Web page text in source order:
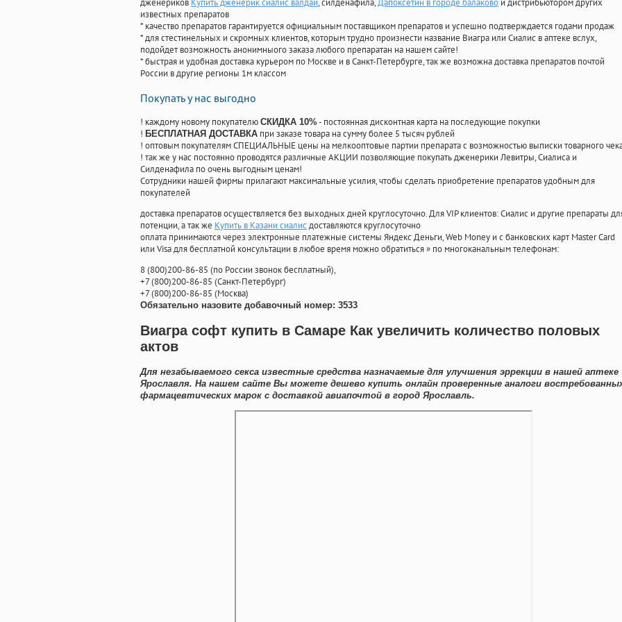
дженериков Купить дженерик сиалис валдай, силденафила,Дапоксетин в городе балаково и дистрибьютором других
известных препаратов
* качество препаратов гарантируется официальным поставщиком препаратов и успешно подтверждается годами продаж
* для стестинельных и скромных клиентов, которым трудно произнести название Виагра или Сиалис в аптеке вслух,
подойдет возможность анонимныого заказа любого препаратан на нашем сайте!
* быстрая и удобная доставка курьером по Москве и в Санкт-Петербурге, так же возможна доставка препаратов почтой
России в другие регионы 1м классом
Покупать у нас выгодно
! каждому новому покупателю СКИДКА 10%- постоянная дисконтная карта на последующие покупки
! БЕСПЛАТНАЯ ДОСТАВКА при заказе товара на сумму более 5 тысяч рублей
! оптовым покупателям СПЕЦИАЛЬНЫЕ цены на мелкооптовые партии препарата с возможностью выписки товарного
! так же у нас постоянно проводятся различные АКЦИИ позволяющие покупать дженерики Левитры, Сиалиса и
Силденафила по очень выгодным ценам!
Cотрудники нашей фирмы прилагают максимальные усилия, чтобы сделать приобретение препаратов удобным для
покупателей
доставка препаратов осуществляется без выходных дней круглосуточно. Для VIP клиентов: Сиалис и другие препараты
потенции, а так же Купить в Казани сиалисдоставляются круглосуточно
оплата принимаются через электронные платежные системы Яндекс Деньги, Web Money и с банковских карт Master Card
или Visa для бесплатной консультации в любое время можно обратиться» по многоканальным телефонам:
8(800)200-86-85 (по России звонок бесплатный),
+7(800)200-86-85 (Санкт-Петербург)
+7(800)200-86-85 (Москва)
Обязательно назовите добавочный номер: 3533
Виагра софт купить в Самаре Как увеличить количество половых
актов
Для незабываемого секса известные средства назначаемые для улучшения эррекции в нашей аптеке
Ярославля. На нашем сайте Вы можете дешево купить онлайн проверенные аналоги
фармацевтических марок с доставкой авиапочтой в город Ярославль.